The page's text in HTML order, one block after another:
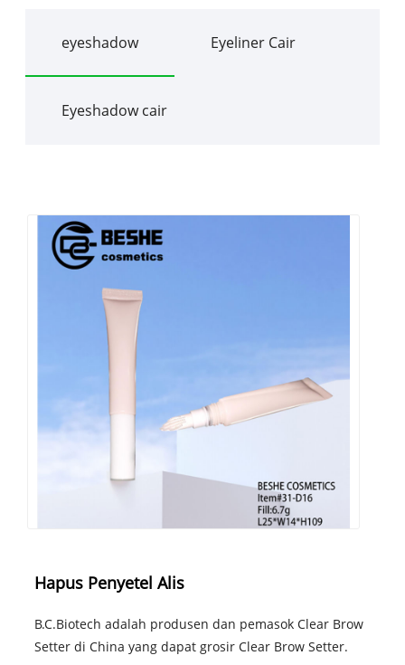
eyeshadow Eyeliner Cair
Eyeshadow cair
Hapus Penyetel Alis
B.C.Biotech adalah produsen dan pemasok Clear Brow
Setter di China yang dapat grosir Clear Brow Setter.